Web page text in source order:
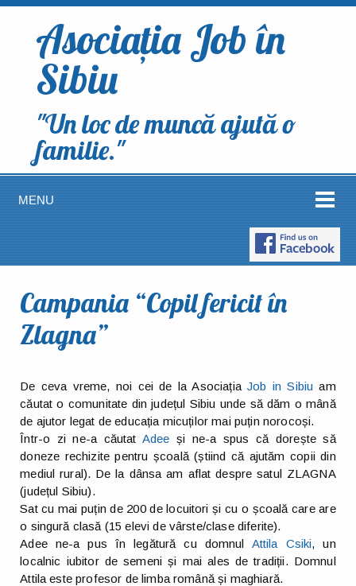
Asociația Job în
Sibiu
"Un loc de muncă ajută o
familie."
MENU
Campania “Copil fericit în
Zlagna”
De ceva vreme, noi cei de la AsociațiaJob in Sibiu am
căutat o comunitate din județul Sibiu unde să dăm o mână
de ajutor legat de educația micuților mai puțin norocoși.
Într-o zi ne-a căutat Adee și ne-a spus că dorește să
doneze rechizite pentru școală (știind că ajutăm copii din
mediul rural). De la dânsa am aflat despre satul ZLAGNA
(județul Sibiu).
Sat cu mai puțin de 200 de locuitori și cu o școală care are
o singură clasă (15 elevi de vârste/clase diferite).
Adee ne-a pus în legătură cu domnul Attila Csiki, un
localnic iubitor de semeni și mai ales de tradiții. Domnul
Attila este profesor de limba română și maghiară.